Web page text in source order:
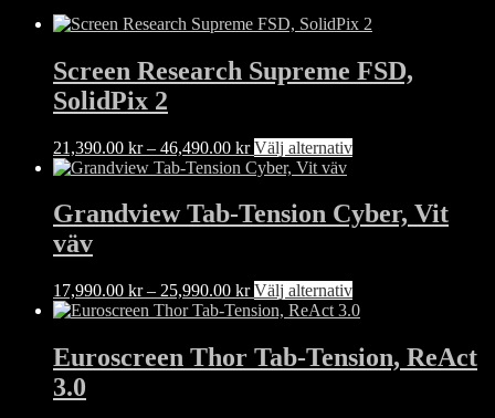
produktsidan
varianter.
olika
alternativen
på
Screen Research Supreme FSD,
SolidPix 2
21,390.00 kr – 46,490.00 krPrisintervall:
21,390.00 kr
46,490.00 kr
Välj alternativDen
har
flera
olika
alternativen
väljas
på
Grandview Tab-Tension Cyber, Vit
väv
17,990.00 kr – 25,990.00 krPrisintervall:
17,990.00 kr
25,990.00 kr
Välj alternativDen
här
har
flera
Euroscreen Thor Tab-Tension, ReAct
3.0